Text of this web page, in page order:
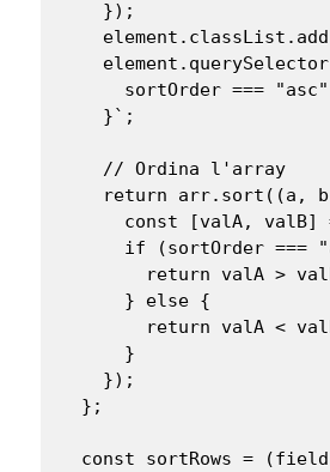
    });
sortOrder === "asc"
    }`;
    // Ordina l'array
return arr.sort((a,
const [valA, valB]
if (sortOrder ===
return valA >
      } else {
return valA <
      }
    });
  };
const sortRows =